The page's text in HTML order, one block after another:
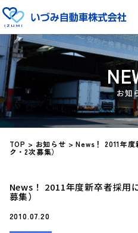
TOP > お知らせ >News！ 2011年
ク・2次募集）
News！ 2011年度新卒者採用
募集）
2010.07.20